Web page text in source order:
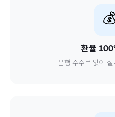
💰
환율
은행 수수료 없이